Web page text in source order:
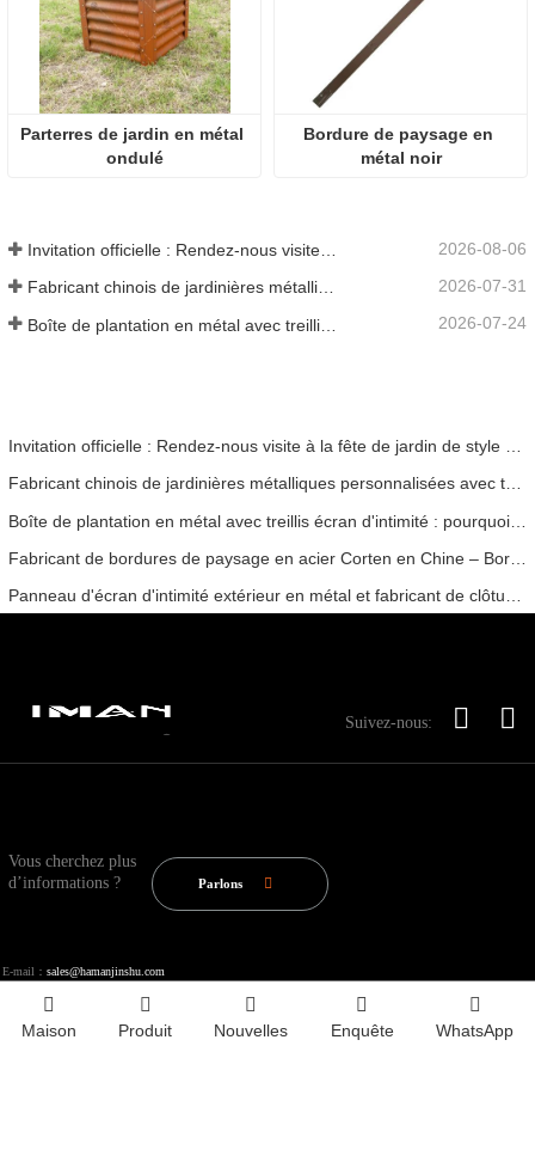
Parterres de jardin en métal
ondulé
Bordure de paysage en
métal noir
2026-08-06
Fabricant chinois de jardinières métalliques personnalisées avec treillis pour solutions de jardin privé extérieur 2026-07-31
2026-07-24
Fabricant chinois de jardinières métalliques personnalisées avec treillis pour solutions de jardin privé extérieur
Suivez-nous:
Vous cherchez plus
d’informations ?
Parlons
E-mail： sales@hamanjinshu.com
Maison Produit Nouvelles Enquête WhatsApp